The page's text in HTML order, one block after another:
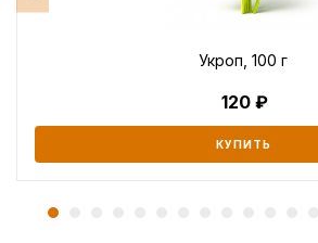
Укроп, 100 г
120
КУПИТЬ